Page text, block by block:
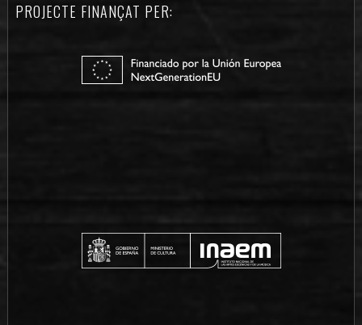
PROJECTE FINANÇAT PER: